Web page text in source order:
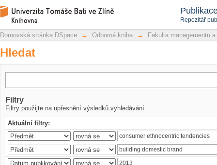
Repozitář
Hledat
Repozitář DSpace/Manakin
Domovská stránka DSpace → Odborná kniha → Fakulta managementu
Hledat
Filtry
Filtry použijte na upřesnění výsledků vyhledávání.
Aktuální filtry: